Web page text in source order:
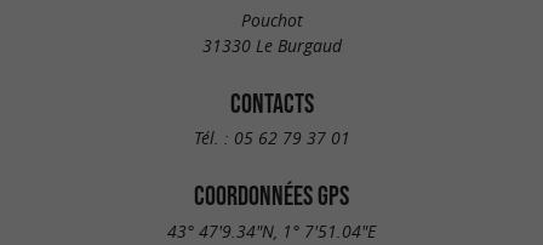
Pouchot
31330 Le Burgaud
CONTACTS
Tél. : 05 62 79 37 01
COORDONNÉES GPS
43° 47'9.34"N, 1° 7'51.04"E